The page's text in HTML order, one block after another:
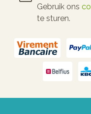
Gebruik ons
te sturen.